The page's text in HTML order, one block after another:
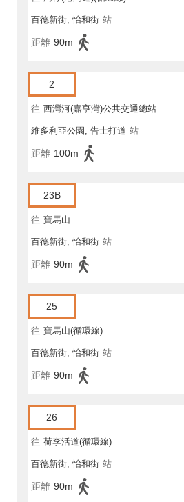
百德新街, 怡和街 站
距離 90m
2
往 西灣河(嘉亨灣)公共交通總站
維多利亞公園, 告士打道 站
距離 100m
23B
往 寶馬山
百德新街, 怡和街 站
距離 90m
25
往 寶馬山(循環線)
百德新街, 怡和街 站
距離 90m
26
往 荷李活道(循環線)
百德新街, 怡和街 站
距離 90m